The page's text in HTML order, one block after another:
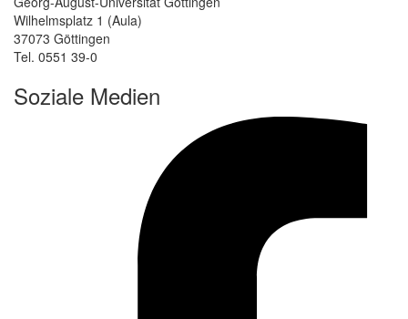
Wilhelmsplatz 1 (Aula)
37073 Göttingen
Tel. 0551 39-0
Soziale Medien